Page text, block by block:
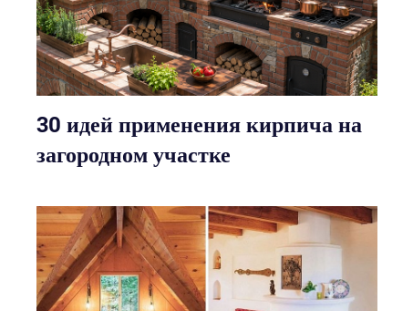
30 идей применения кирпича на
загородном участке